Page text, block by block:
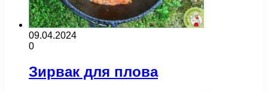
09.04.2024
0
Зирвак для плова